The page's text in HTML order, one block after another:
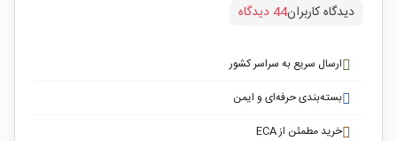
دیدگاه کاربران44 دیدگاه
ارسال سریع به سراسر کشور
بسته‌بندی حرفه‌ای و ایمن
خرید مطمئن از ECA